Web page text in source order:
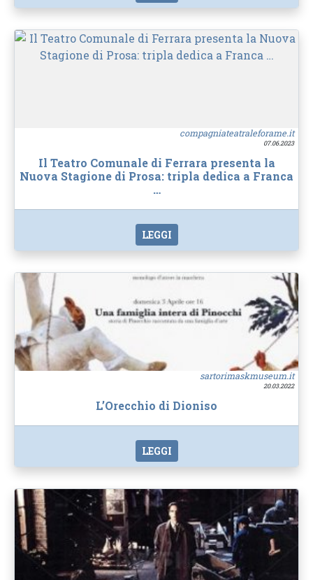
compagniateatraleforame.it
07.06.2023
Il Teatro Comunale di Ferrara presenta la
Nuova Stagione di Prosa: tripla dedica a Franca
…
LEGGI
sartorimaskmuseum.it
20.03.2022
L’Orecchio di Dioniso
LEGGI